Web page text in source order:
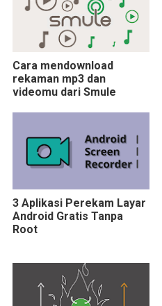
Cara mendownload
rekaman mp3 dan
videomu dari Smule
3 Aplikasi Perekam Layar
Android Gratis Tanpa
Root